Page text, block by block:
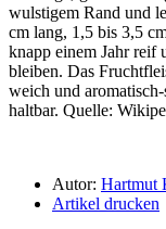
wulstigem Rand und
cm lang, 1,5 bis 3,5
knapp einem Jahr reif
bleiben. Das
weich und
haltbar. Quelle:
Autor: Hartmut
Artikel drucken